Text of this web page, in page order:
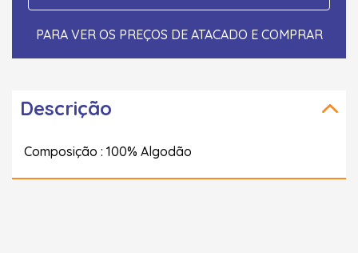
PARA VER OS PREÇOS DE ATACADO E COMPRAR
Descrição
Composição : 100% Algodão